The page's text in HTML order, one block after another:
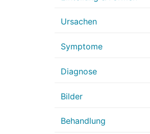
Ursachen
Symptome
Diagnose
Bilder
Behandlung